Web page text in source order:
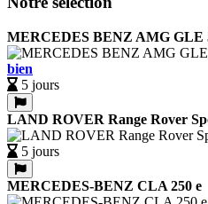
MERCEDES BENZ AMG GLE
bien
5 jours
LAND ROVER Range Rover
5 jours
MERCEDES-BENZ CLA 250 e